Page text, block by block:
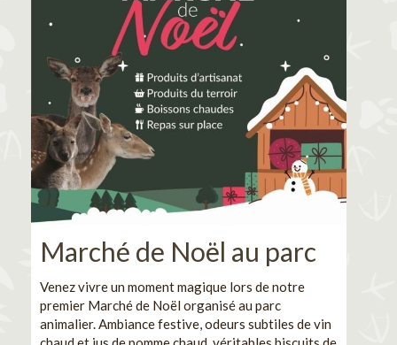
Marché de Noël au parc
Venez vivre un moment magique lors de notre
premier Marché de Noël organisé au parc
animalier. Ambiance festive, odeurs subtiles de vin